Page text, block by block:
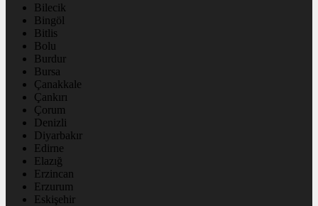
Bilecik
Bingöl
Bitlis
Bolu
Burdur
Bursa
Çanakkale
Çankırı
Çorum
Denizli
Diyarbakır
Edirne
Elazığ
Erzincan
Erzurum
Eskişehir